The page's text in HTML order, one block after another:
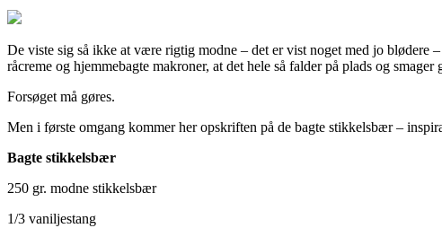
De viste sig så ikke at være rigtig modne – det er vist noget med jo blødere
råcreme og hjemmebagte makroner, at det hele så falder på plads og smager
Forsøget må gøres.
Men i første omgang kommer her opskriften på de bagte stikkelsbær –
Bagte stikkelsbær
250 gr. modne stikkelsbær
1/3 vaniljestang